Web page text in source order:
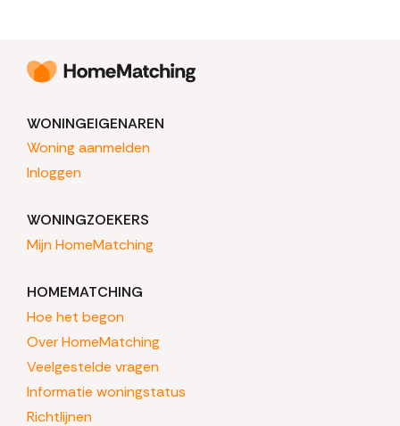
WONINGEIGENAREN
Woning aanmelden
Inloggen
WONINGZOEKERS
Mijn HomeMatching
HOMEMATCHING
Hoe het begon
Over HomeMatching
Veelgestelde vragen
Informatie woningstatus
Richtlijnen